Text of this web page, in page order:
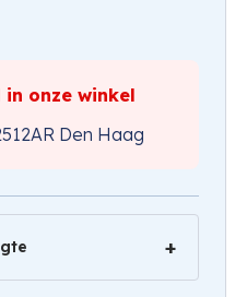
onze winkel
Den Haag